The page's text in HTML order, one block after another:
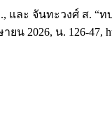
และ จันทะวงศ์ ส.
น 2026, น. 126-47,